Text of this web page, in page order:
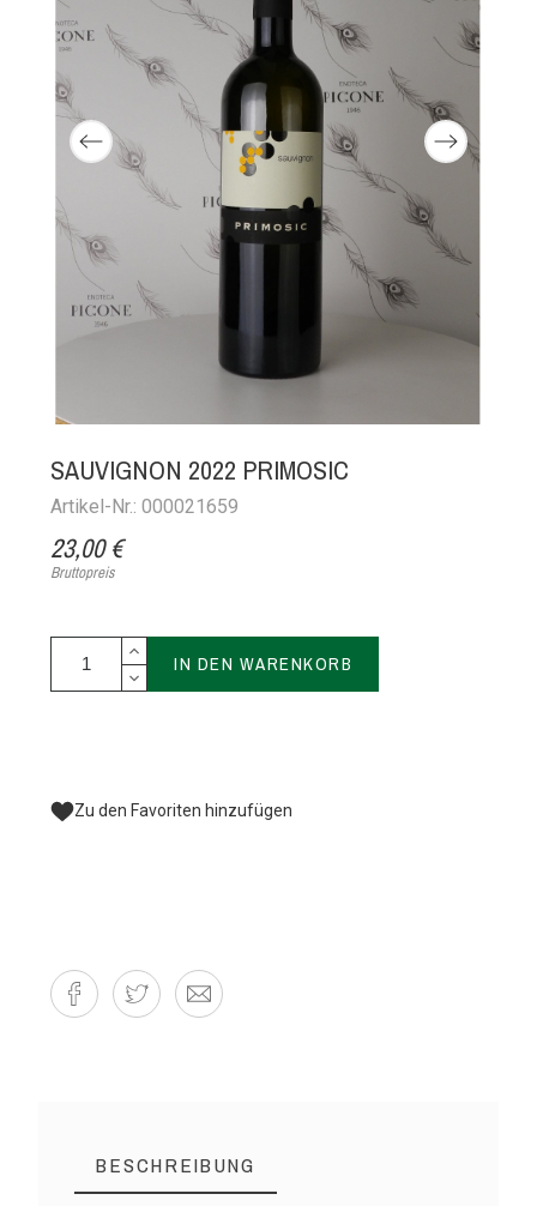
SAUVIGNON 2022 PRIMOSIC
Artikel-Nr.: 000021659
23,00 €
Bruttopreis
IN DEN WARENKORB
Zu den Favoriten hinzufügen
BESCHREIBUNG